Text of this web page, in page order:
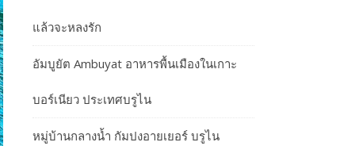
แล้วจะหลงรัก
อัมบูยัต Ambuyat อาหารพื้นเมืองในเกาะ
บอร์เนียว ประเทศบรูไน
หมู่บ้านกลางน้ำ กัมปงอายเยอร์ บรูไน